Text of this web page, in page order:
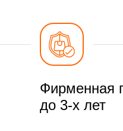
Фирменная
до 3-х лет